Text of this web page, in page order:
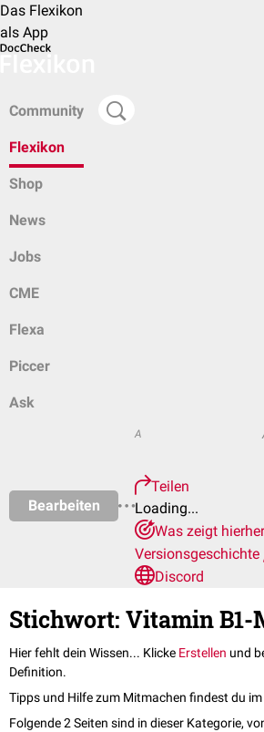
Das Flexikon
als App
Community
Flexikon
Shop
News
Jobs
CME
Flexa
Piccer
Ask
Bearbeiten
A
Teilen
Loading...
Was zeigt
Versionsgeschichte
Discord
Stichwort: Vitamin B1-
Hier fehlt dein Wissen... Klicke Erstellen und
Definition.
Tipps und Hilfe zum Mitmachen findest du im
Folgende 2 Seiten sind in dieser Kategorie,